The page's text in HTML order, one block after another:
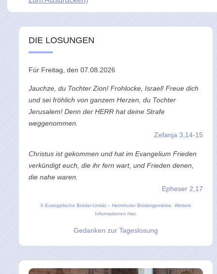
DIE LOSUNGEN
Für Freitag, den 07.08.2026
Jauchze, du Tochter Zion! Frohlocke, Israel! Freue dich
und sei fröhlich von ganzem Herzen, du Tochter
Jerusalem! Denn der HERR hat deine Strafe
weggenommen.
Zefanja 3,14-15
Christus ist gekommen und hat im Evangelium Frieden
verkündigt euch, die ihr fern wart, und Frieden denen,
die nahe waren.
Epheser 2,17
© Evangelische Brüder-Unität – Herrnhuter Brüdergemeine.
Weitere
Informationen hier.
Gedanken zur Tageslosung